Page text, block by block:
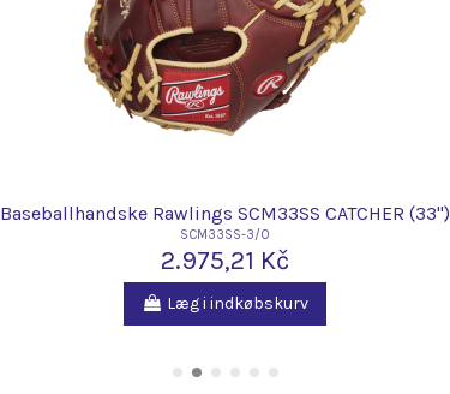
Baseballhandske Rawlings SCM33SS CATCHER (33")
SCM33SS-3/0
2.975,21 Kč
Læg i indkøbskurv